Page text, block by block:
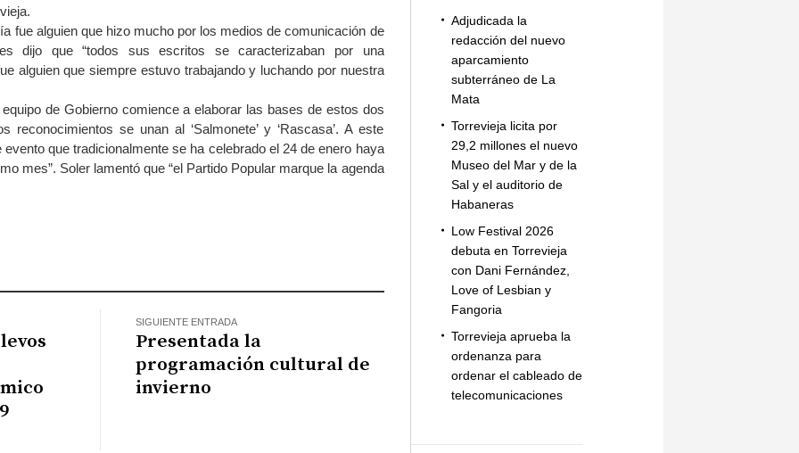
fue alguien que hizo mucho por los medios de comunicación de
dijo que “todos sus escritos se caracterizaban por una
alguien que siempre estuvo trabajando y luchando por nuestra
de Gobierno comience a elaborar las bases de estos dos
reconocimientos se unan al ‘Salmonete’ y ‘Rascasa’. A este
que tradicionalmente se ha celebrado el 24 de enero haya
mes”. Soler lamentó que “el Partido Popular marque la agenda
SIGUIENTE ENTRADA
Presentada la
programación cultural de
invierno
Adjudicada la
redacción del nuevo
aparcamiento
subterráneo de La
Mata
Torrevieja licita por
29,2 millones el nuevo
Museo del Mar y de la
Sal y el auditorio de
Habaneras
Low Festival 2026
debuta en Torrevieja
con Dani Fernández,
Love of Lesbian y
Fangoria
Torrevieja aprueba la
ordenanza para
ordenar el cableado de
telecomunicaciones